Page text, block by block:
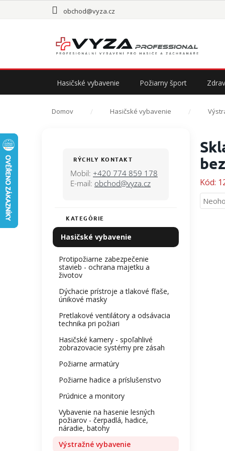
obchod@vyza.cz
Hasičské vybavenie Požiarny šport
Domov Hasičské vybavenie
RÝCHLY KONTAKT
Mobil: +420 774 859 178
E-mail: obchod@vyza.cz
Preskočiť
kategórie
KATEGÓRIE
Hasičské vybavenie
Protipožiarne zabezpečenie
stavieb - ochrana majetku a
životov
Dýchacie prístroje a tlakové fľaše,
únikové masky
Pretlakové ventilátory a odsávacia
technika pri požiari
Hasičské kamery - spoľahlivé
zobrazovacie systémy pre zásah
Požiarne armatúry
Požiarne hadice a príslušenstvo
Prúdnice a monitory
Vybavenie na hasenie lesných
požiarov - čerpadlá, hadice,
náradie, batohy
Výstražné vybavenie
Kód: